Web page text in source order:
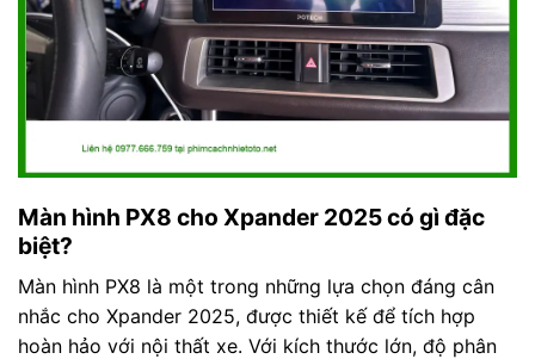
Màn hình PX8 cho Xpander 2025 có gì đặc
biệt?
Màn hình PX8 là một trong những lựa chọn đáng cân
nhắc cho Xpander 2025, được thiết kế để tích hợp
hoàn hảo với nội thất xe. Với kích thước lớn, độ phân